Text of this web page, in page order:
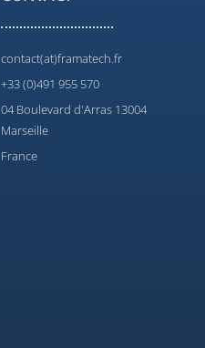
contact(at)framatech.fr
+33 (0)491 955 570
04 Boulevard d'Arras 13004
Marseille
France